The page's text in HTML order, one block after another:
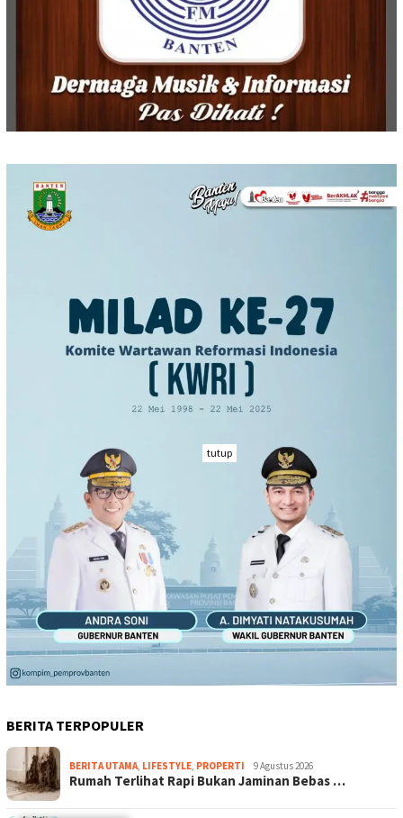
BERITA TERPOPULER
BERITA UTAMA LIFESTYLE PROPERTI 9 Agustus 2026
Rumah Terlihat Rapi Bukan Jaminan Bebas …
tutup